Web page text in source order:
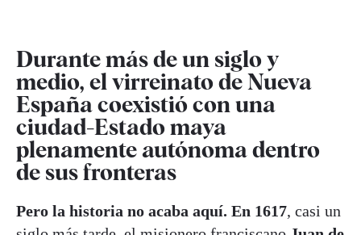
Durante más de un siglo y
medio, el virreinato de Nueva
España coexistió con una
ciudad-Estado maya
plenamente autónoma dentro
de sus fronteras
Pero la historia no acaba aquí. En 1617, casi un